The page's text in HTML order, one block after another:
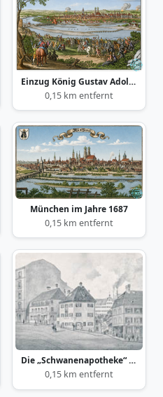
Einzug König Gustav Adolphs von Schweden in München 17.Mai 1632
0,15 km entfernt
München im Jahre 1687
0,15 km entfernt
Die „Schwanenapotheke“ an der Ludwigsbrücke 1893
0,15 km entfernt